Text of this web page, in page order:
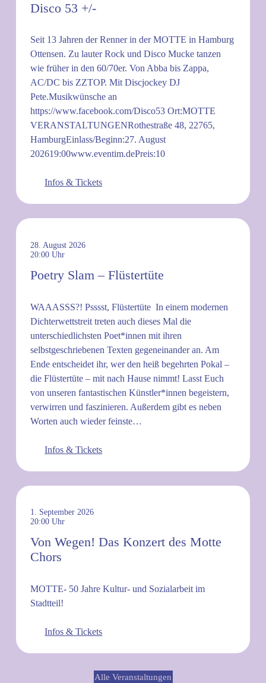
Disco 53 +/-
Seit 13 Jahren der Renner in der MOTTE in Hamburg
Ottensen. Zu lauter Rock und Disco Mucke tanzen
wie früher in den 60/70er. Von Abba bis Zappa,
AC/DC bis ZZTOP. Mit Discjockey DJ
Pete.Musikwünsche an
https://www.facebook.com/Disco53 Ort:MOTTE
VERANSTALTUNGENRothestraße 48, 22765,
HamburgEinlass/Beginn:27. August
202619:00www.eventim.dePreis:10
Infos & Tickets
28. August 2026
20:00
Poetry Slam – Flüstertüte
WAAASSS?! Psssst, Flüstertüte In einem modernen
Dichterwettstreit treten auch dieses Mal die
unterschiedlichsten Poet*innen mit ihren
selbstgeschriebenen Texten gegeneinander an. Am
Ende entscheidet ihr, wer den heiß begehrten Pokal –
die Flüstertüte – mit nach Hause nimmt! Lasst Euch
von unseren fantastischen Künstler*innen begeistern,
verwirren und faszinieren. Außerdem gibt es neben
Worten auch wieder feinste…
Infos & Tickets
1. September 2026
20:00
Von Wegen! Das Konzert des Motte
Chors
MOTTE- 50 Jahre Kultur- und Sozialarbeit im
Stadtteil!
Infos & Tickets
Alle Veranstaltungen